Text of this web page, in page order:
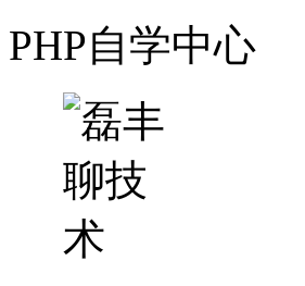
PHP自学中心